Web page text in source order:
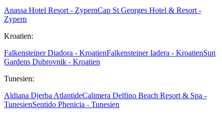
Anassa Hotel Resort - ZypernCap St Georges Hotel & Resort -
Zypern
Kroatien:
Falkensteiner Diadora - KroatienFalkensteiner Iadera - KroatienSun
Gardens Dubrovnik - Kroatien
Tunesien:
Aldiana Djerba AtlantideCalimera Delfino Beach Resort & Spa -
TunesienSentido Phenicia - Tunesien